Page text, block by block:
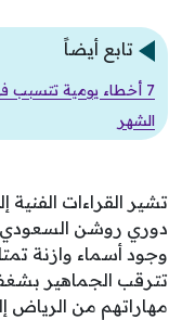
تابع أيضاً
7 أخطاء يومية تتسبب
الشهر
تشير القراءات
وجود أسماء وازنة
تترقب الجماهير
مهاراتهم من الرياض